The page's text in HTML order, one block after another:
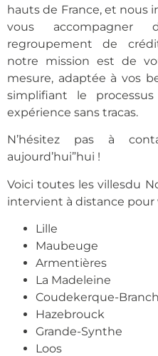
hauts de France, et nous
vous
regroupement de
notre mission est de
mesure, adaptée à vos
simplifiant le
expérience sans tracas.
N’hésitez pas à
aujourd’hui”hui !
Voici toutes les villesdu
intervient à distance pour
Lille
Maubeuge
Armentières
La Madeleine
Coudekerque-
Hazebrouck
Grande-Synthe
Loos